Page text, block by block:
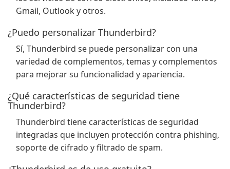
Gmail, Outlook y otros.
¿Puedo personalizar Thunderbird?
Sí, Thunderbird se puede personalizar con una
variedad de complementos, temas y complementos
para mejorar su funcionalidad y apariencia.
¿Qué características de seguridad tiene
Thunderbird?
Thunderbird tiene características de seguridad
integradas que incluyen protección contra phishing,
soporte de cifrado y filtrado de spam.